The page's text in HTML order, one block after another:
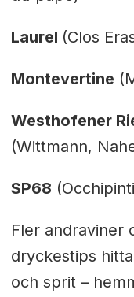
Laurel (Clos
Montevertine
Westhofener
(Wittmann,
SP68
Fler andraviner
dryckestips
och sprit –